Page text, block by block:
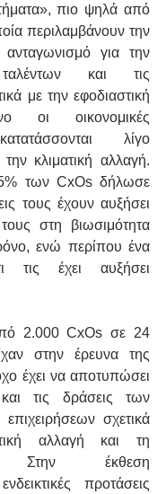
πιο ψηλά από
περιλαμβάνουν την
ανταγωνισμό για την
και τις
με την εφοδιαστική
οι οικονομικές
λίγο
κλιματική αλλαγή.
των CxOs δήλωσε
τους έχουν αυξήσει
στη βιωσιμότητα
ενώ περίπου ένα
τις έχει αυξήσει
2.000 CxOs σε 24
στην έρευνα της
έχει να αποτυπώσει
τις δράσεις των
σχετικά
αλλαγή και τη
Στην έκθεση
προτάσεις